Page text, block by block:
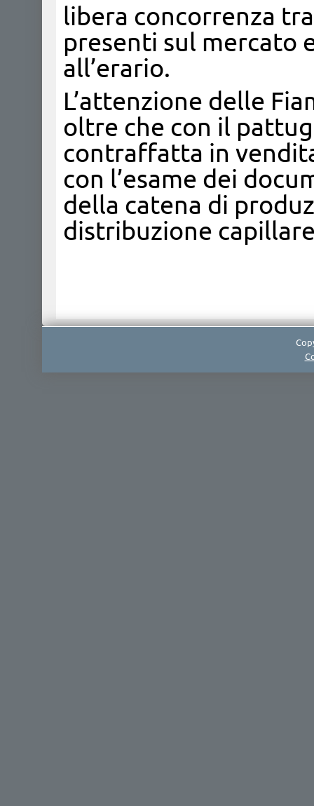
libera concorrenza
presenti sul mercato
all’erario.
L’attenzione delle
oltre che con il
contraffatta in
con l’esame dei
della catena di
distribuzione